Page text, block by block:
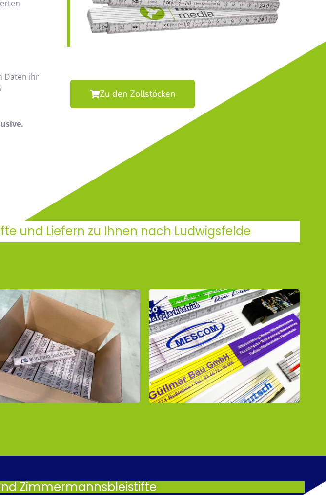
Daten ihr
Zu den Zollstöcken
und Liefern zu Ihnen nach Ludwigsfelde
Zimmermannsbleistifte